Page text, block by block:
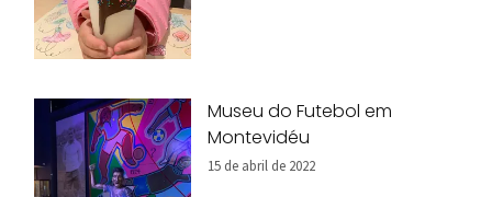
Museu do Futebol em
Montevidéu
15 de abril de 2022